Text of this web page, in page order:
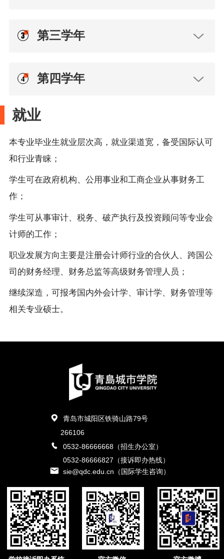
第三学年
第四学年
就业
本专业毕业生就业层次高，就业渠道宽，备受国际认可
和行业青睐；
学生可在政府机构、公用事业和工商企业从事财务工
作；
学生可从事审计、税务、破产执行及投资顾问等专业会
计师的工作；
职业发展方向主要是注册会计师行业的合伙人、跨国公
司的财务经理、财务总监等高级财务管理人员；
继续深造，可报考国内外会计学、审计学、财务管理等
相关专业硕士。
青岛市城阳区铁骑山路79号
266106
0532-86666668（招生办公室）
0532-86666827（接诉即办热线）
sie@qdc.edu.cn（国际学生咨询）